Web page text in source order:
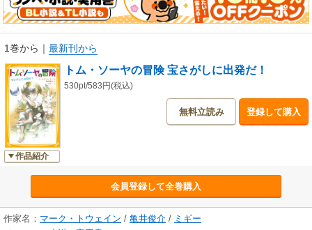
1巻から ｜ 最新刊から
作品紹介
トム・ソーヤの冒険 宝さがしに出発だ！
530pt/583円(税込)
無料立読み 登録して購入
会員登録して全巻購入
作家名： マーク・トウェイン / 亀井俊介 / ミギー